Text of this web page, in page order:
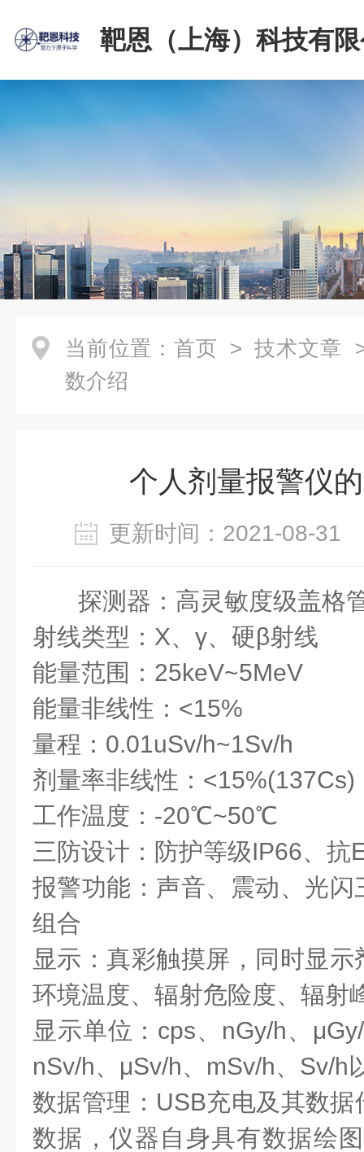
靶恩（上海）科技有
当前位置： 首页 > 技术文章
数介绍
个人剂量报警仪
更新时间：2021-08-
探测器：高灵敏度级盖格
射线类型：X、γ、硬β射线
能量范围：25keV~5MeV
能量非线性：<15%
量程：0.01uSv/h~1Sv/h
剂量率非线性：<15%(137Cs)
工作温度：-20℃~50℃
三防设计：防护等级IP66、抗
报警功能：声音、震动、光
组合
显示：真彩触摸屏，同时显
环境温度、辐射危险度、辐射
显示单位：cps、nGy/h、
nSv/h、μSv/h、mSv/h、Sv/h
数据管理：USB充电及其数
数据，仪器自身具有数据绘